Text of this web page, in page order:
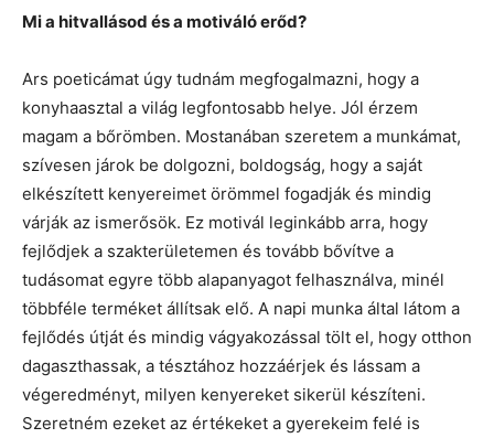
Mi a hitvallásod és a motiváló erőd?
Ars poeticámat úgy tudnám megfogalmazni, hogy a
konyhaasztal a világ legfontosabb helye. Jól érzem
magam a bőrömben. Mostanában szeretem a munkámat,
szívesen járok be dolgozni, boldogság, hogy a saját
elkészített kenyereimet örömmel fogadják és mindig
várják az ismerősök. Ez motivál leginkább arra, hogy
fejlődjek a szakterületemen és tovább bővítve a
tudásomat egyre több alapanyagot felhasználva, minél
többféle terméket állítsak elő. A napi munka által látom a
fejlődés útját és mindig vágyakozással tölt el, hogy otthon
dagaszthassak, a tésztához hozzáérjek és lássam a
végeredményt, milyen kenyereket sikerül készíteni.
Szeretném ezeket az értékeket a gyerekeim felé is